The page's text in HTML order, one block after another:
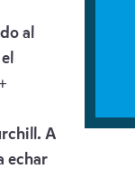
al
A
echar